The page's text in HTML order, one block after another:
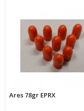
Ares 78gr EPRX